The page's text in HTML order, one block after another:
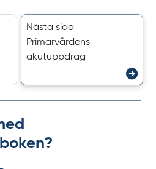
Nästa sida
Primärvårdens
akutuppdrag